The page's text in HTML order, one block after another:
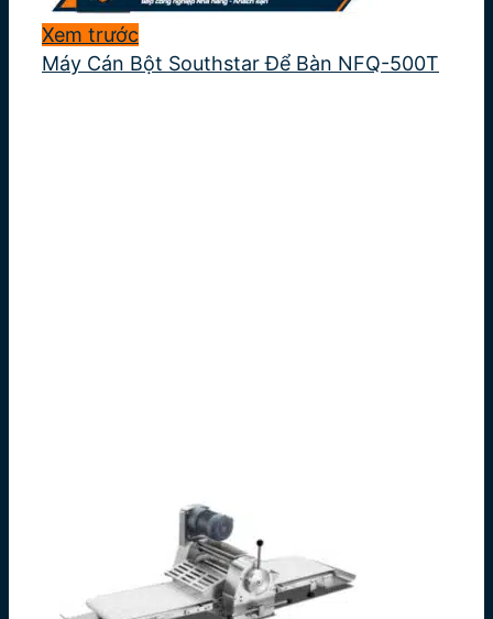
Xem trước
Máy Cán Bột Southstar Để Bàn NFQ-500T